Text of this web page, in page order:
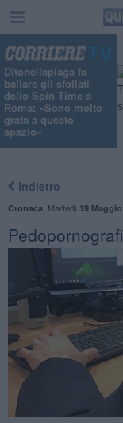
Ditonellapiaga fa
ballare gli sfollati
dello Spin Time a
Roma: «Sono molto
grata a questo
spazio»
Indietro
Cronaca Martedì 19